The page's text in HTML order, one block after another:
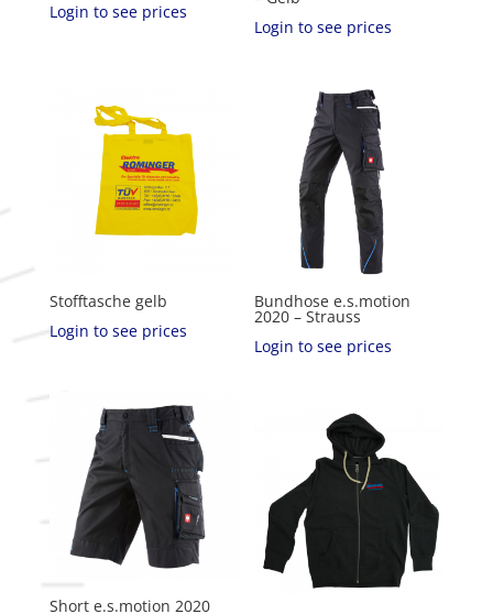
Login to see prices
Login to see prices
Stofftasche gelb
Login to see prices
Bundhose e.s.motion
2020 – Strauss
Login to see prices
Short e.s.motion 2020